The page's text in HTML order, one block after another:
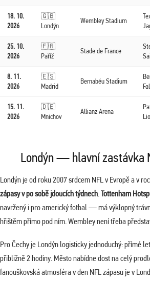
18. 10.
2026
🇬🇧
Londýn
Wembley Stadium
25. 10.
2026
🇫🇷
Paříž
Stade de France
8. 11.
2026
🇪🇸
Madrid
Bernabéu Stadium
15. 11.
2026
🇩🇪
Mnichov
Allianz Arena
Londýn — hlavní zastávka
Londýn je od roku 2007 srdcem NFL v Evropě a v
zápasy v po sobě jdoucích týdnech.Tottenham
navržený i pro americký fotbal — má výklopný
hřištěm přímo pod ním. Wembley není třeba
Pro Čechy je Londýn logisticky jednoduchý: přímé
přibližně 2 hodiny. Město nabídne dost na celý
fanouškovská atmosféra v den NFL zápasu je v